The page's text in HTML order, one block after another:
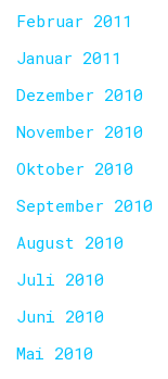
Februar 2011
Januar 2011
Dezember 2010
November 2010
Oktober 2010
September 2010
August 2010
Juli 2010
Juni 2010
Mai 2010